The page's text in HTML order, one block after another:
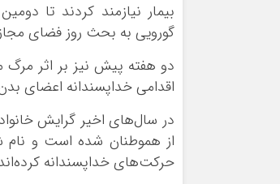
بیمار نیازمند کردند تا
گورویی به بحث روز فضای
دو هفته پیش نیز بر اثر مرگ
اقدامی خداپسندانه اعضای بدن این جوان را به 3
در سال‌های اخیر گرایش
از هموطنان شده است و نام
حرکت‌های خداپسندانه کرده‌اند